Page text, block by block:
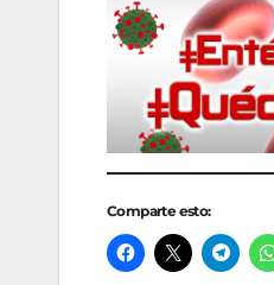
Comparte esto: